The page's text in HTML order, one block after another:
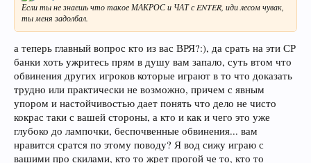
Если ты не знаешь что такое МАКРОС и ЧАТ с ENTER, иди лесом чувак,
ты меня задолбал.
а теперь главный вопрос кто из вас ВРЯ?:), да срать на эти СР
банки хоть ужритесь прям в душу вам запало, суть втом что
обвинения других игроков которые играют в то что доказать
трудно или практически не возможно, причем с явным
упором и настойчивостью дает понять что дело не чисто
кокрас таки с вашей стороны, а кто и как и чего это уже
глубоко до лампочки, беспочвенные обвинения... вам
нравится сратся по этому поводу? Я вод сижу играю с
вашими про скилами, кто то жрет прогой че то, кто то